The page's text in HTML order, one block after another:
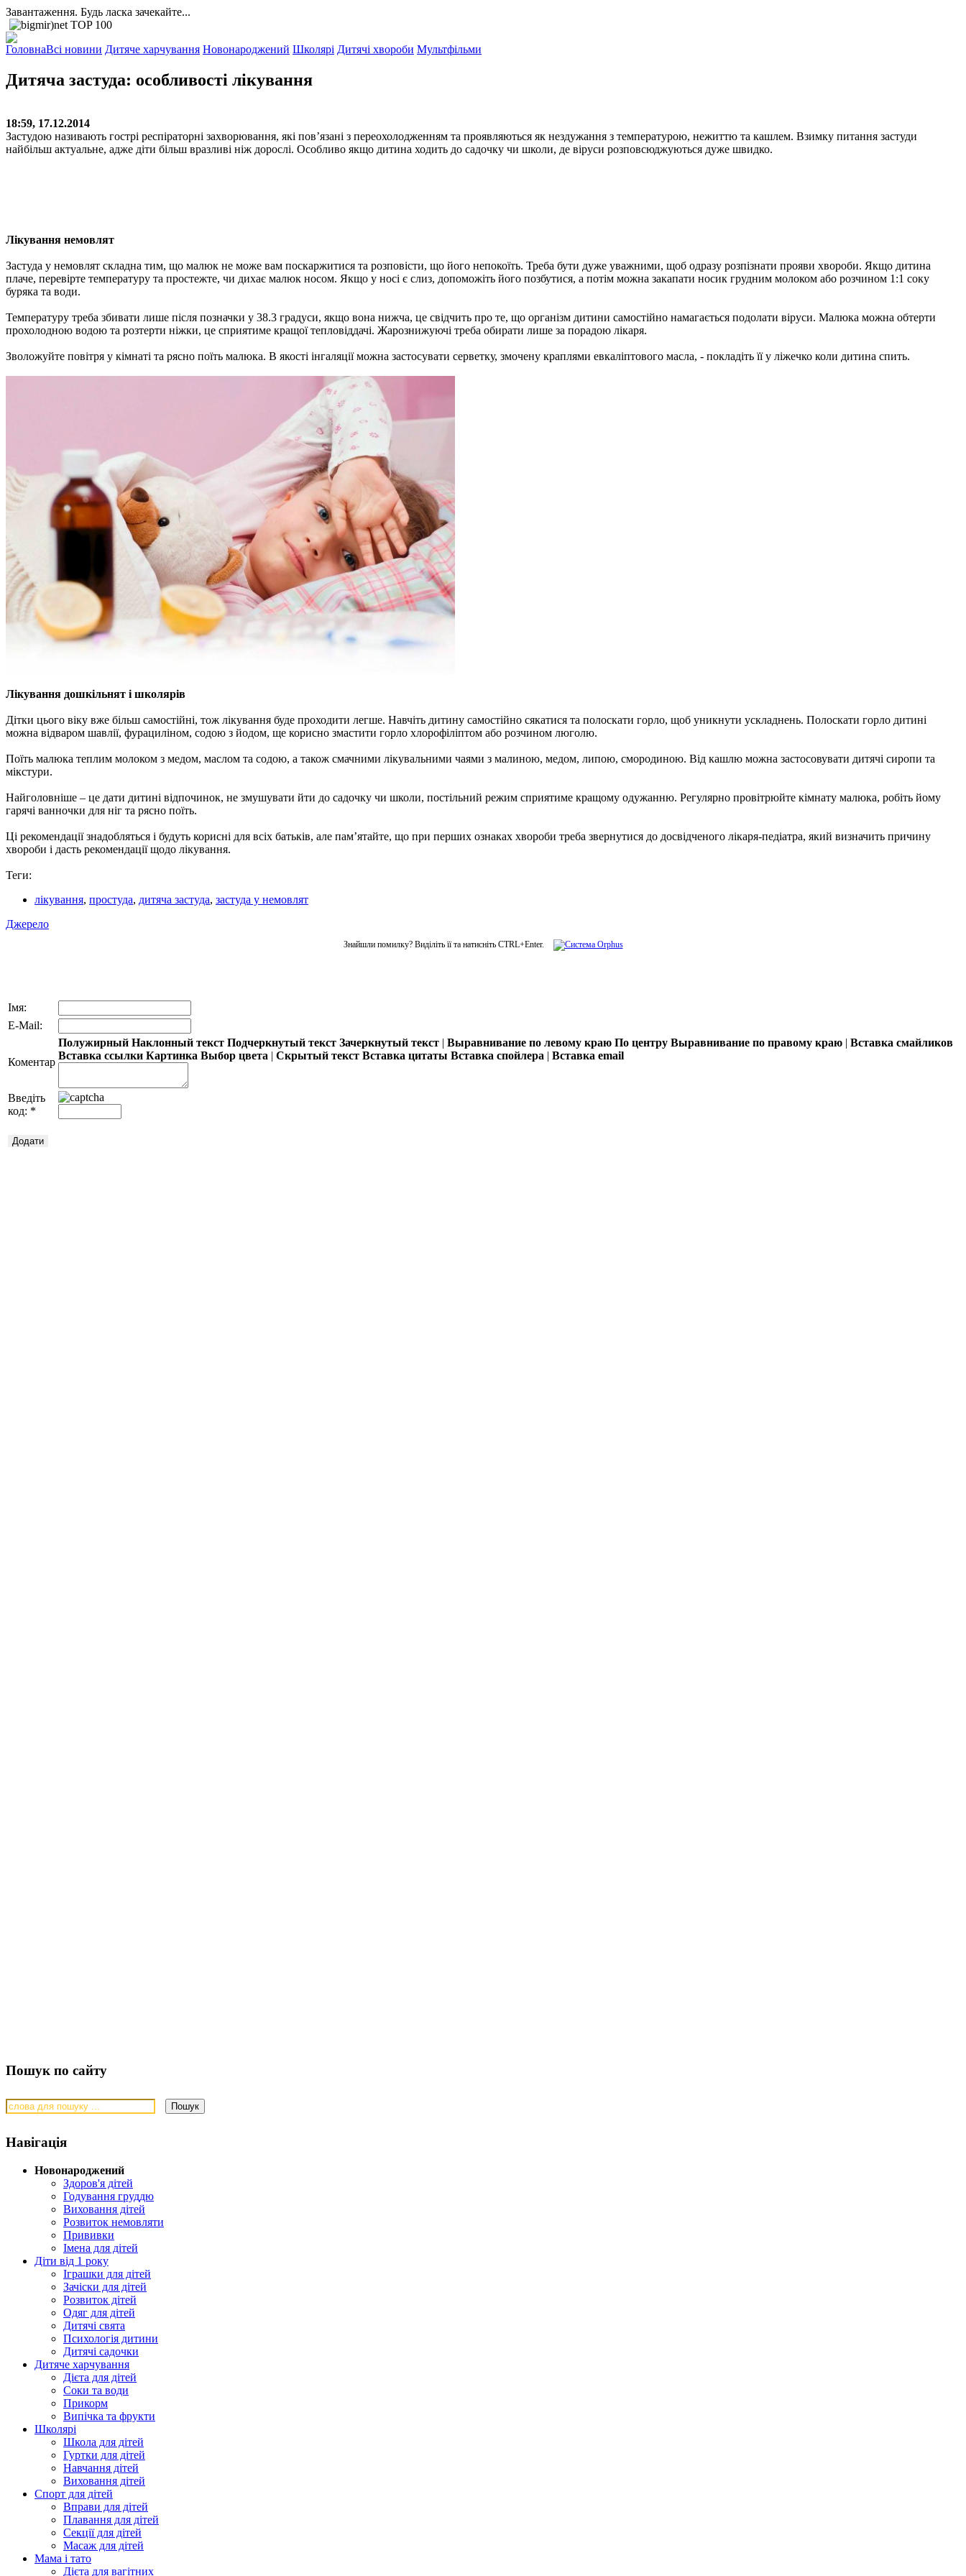
Завантаження. Будь ласка зачекайте...
ГоловнаВсі новини Дитяче харчування Новонароджений Школярі Дитячі хвороби Мультфільми
Дитяча застуда: особливості лікування
18:59, 17.12.2014
Застудою називають гострі респіраторні захворювання, які пов’язані з переохолодженням та проявляються як нездужання з температурою, нежиттю та кашлем. Взимку питання застуди
найбільш актуальне, адже діти більш вразливі ніж дорослі. Особливо якщо дитина ходить до садочку чи школи, де віруси розповсюджуються дуже швидко.
Лікування немовлят
Застуда у немовлят складна тим, що малюк не може вам поскаржитися та розповісти, що його непокоїть. Треба бути дуже уважними, щоб одразу розпізнати прояви хвороби. Якщо дитина
плаче, перевірте температуру та простежте, чи дихає малюк носом. Якщо у носі є слиз, допоможіть його позбутися, а потім можна закапати носик грудним молоком або розчином 1:1 соку
буряка та води.
Температуру треба збивати лише після позначки у 38.3 градуси, якщо вона нижча, це свідчить про те, що організм дитини самостійно намагається подолати віруси. Малюка можна обтерти
прохолодною водою та розтерти ніжки, це сприятиме кращої тепловіддачі. Жарознижуючі треба обирати лише за порадою лікаря.
Зволожуйте повітря у кімнаті та рясно поїть малюка. В якості інгаляції можна застосувати серветку, змочену краплями евкаліптового масла, - покладіть її у ліжечко коли дитина спить.
Лікування дошкільнят і школярів
Дітки цього віку вже більш самостійні, тож лікування буде проходити легше. Навчіть дитину самостійно сякатися та полоскати горло, щоб уникнути ускладнень. Полоскати горло дитині
можна відваром шавлії, фурациліном, содою з йодом, ще корисно змастити горло хлорофіліптом або розчином люголю.
Поїть малюка теплим молоком з медом, маслом та содою, а також смачними лікувальними чаями з малиною, медом, липою, смородиною. Від кашлю можна застосовувати дитячі сиропи та
мікстури.
Найголовніше – це дати дитині відпочинок, не змушувати йти до садочку чи школи, постільний режим сприятиме кращому одужанню. Регулярно провітрюйте кімнату малюка, робіть йому
гарячі ванночки для ніг та рясно поїть.
Ці рекомендації знадобляться і будуть корисні для всіх батьків, але пам’ятайте, що при перших ознаках хвороби треба звернутися до досвідченого лікаря-педіатра, який визначить причину
хвороби і дасть рекомендації щодо лікування.
Теги:
лікування, простуда, дитяча застуда, застуда у немовлят
Джерело
Знайшли помилку? Виділіть її та натисніть CTRL+Enter.
Імя:
E-Mail:
Коментар
Полужирный Наклонный текст Подчеркнутый текст Зачеркнутый текст | Выравнивание по левому краю По центру Выравнивание по правому краю | Вставка смайликов
Вставка ссылки Картинка Выбор цвета | Скрытый текст Вставка цитаты Вставка спойлера | Вставка email
Введіть
код: *
Пошук по сайту
Навігація
Новонароджений
Здоров'я дітей
Годування груддю
Виховання дітей
Розвиток немовляти
Прививки
Імена для дітей
Діти від 1 року
Іграшки для дітей
Зачіски для дітей
Розвиток дітей
Одяг для дітей
Дитячі свята
Психологія дитини
Дитячі садочки
Дитяче харчування
Дієта для дітей
Соки та води
Прикорм
Випічка та фрукти
Школярі
Школа для дітей
Гуртки для дітей
Навчання дітей
Виховання дітей
Спорт для дітей
Вправи для дітей
Плавання для дітей
Секції для дітей
Масаж для дітей
Мама і тато
Дієта для вагітних